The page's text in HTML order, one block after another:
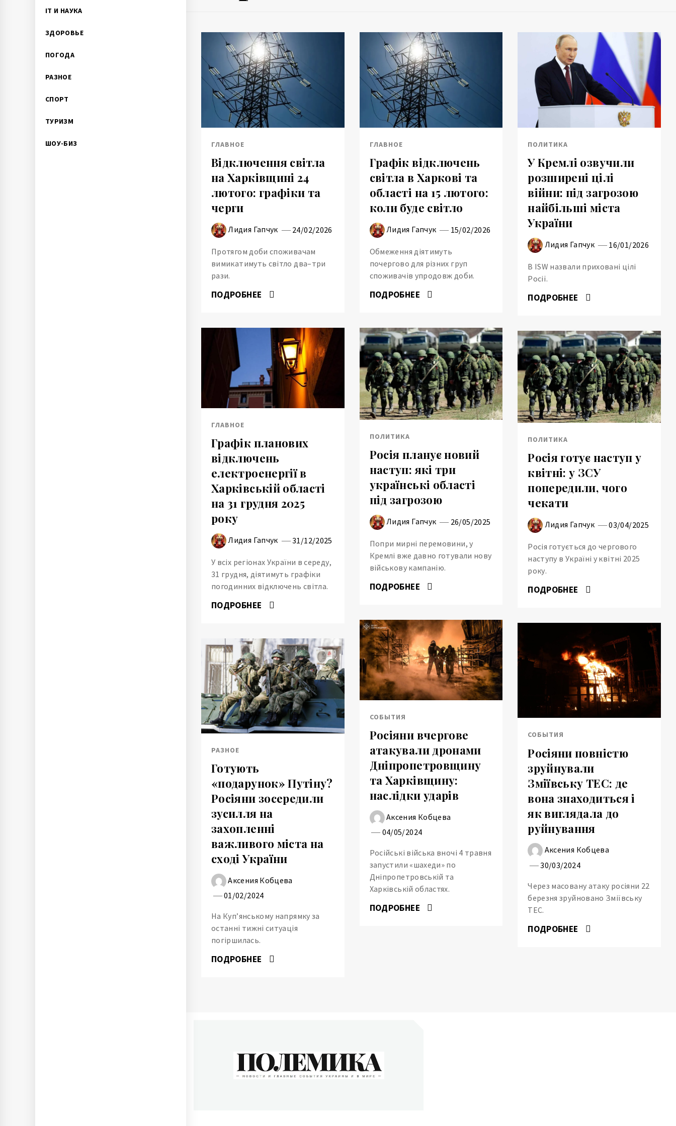
IT И НАУКА
ЗДОРОВЬЕ
ПОГОДА
РАЗНОЕ
СПОРТ
ТУРИЗМ
ШОУ-БИЗ ГЛАВНОЕ
Відключення світла
на Харківщині 24
лютого: графіки та
черги
Лидия Гапчук 24/02/2026
Протягом доби споживачам
вимикатимуть світло два–три
рази.
ПОДРОБНЕЕ
ГЛАВНОЕ
Графік відключень
світла в Харкові та
області на 15 лютого:
коли буде світло
Лидия Гапчук 15/02/2026
Обмеження діятимуть
почергово для різних груп
споживачів упродовж доби.
ПОДРОБНЕЕ
ПОЛИТИКА
У Кремлі озвучили
розширені цілі
війни: під загрозою
найбільші міста
України
Лидия Гапчук 16/01/2026
В ISW назвали приховані цілі
Росії.
ПОДРОБНЕЕ
ГЛАВНОЕ
Графік планових
відключень
електроенергії в
Харківській області
на 31 грудня 2025
року
Лидия Гапчук 31/12/2025
У всіх регіонах України в середу,
31 грудня, діятимуть графіки
погодинних відключень світла.
ПОДРОБНЕЕ
ПОЛИТИКА
Росія планує новий
наступ: які три
українські області
під загрозою
Лидия Гапчук 26/05/2025
Попри мирні перемовини, у
Кремлі вже давно готували нову
військову кампанію.
ПОДРОБНЕЕ
ПОЛИТИКА
Росія готує наступ у
квітні: у ЗСУ
попередили, чого
чекати
Лидия Гапчук 03/04/2025
Росія готується до чергового
наступу в Україні у квітні 2025
року.
ПОДРОБНЕЕ
СОБЫТИЯ
Росіяни вчергове
атакували дронами
Дніпропетровщину
та Харківщину:
наслідки ударів
Аксения Кобцева
04/05/2024
Російські війська вночі 4 травня
запустили «шахеди» по
Дніпропетровській та
Харківській областях.
ПОДРОБНЕЕ
СОБЫТИЯ
Росіяни повністю
зруйнували
Зміївську ТЕС: де
вона знаходиться і
як виглядала до
руйнування
Аксения Кобцева
30/03/2024
Через масовану атаку росіяни 22
березня зруйновано Зміївську
ТЕС.
ПОДРОБНЕЕ
РАЗНОЕ
Готують
«подарунок» Путіну?
Росіяни зосередили
зусилля на
захопленні
важливого міста на
сході України
Аксения Кобцева
01/02/2024
На Купʼянському напрямку за
останні тижні ситуація
погіршилась.
ПОДРОБНЕЕ